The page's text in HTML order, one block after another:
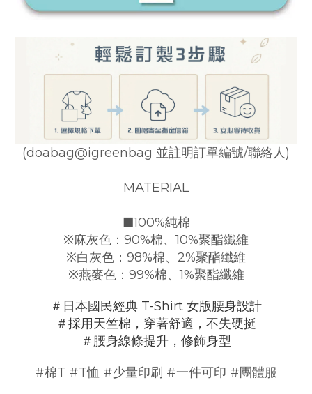
(doabag@igreenbag 並註明訂單編號/聯絡人)
MATERIAL
■100%純棉
※麻灰色：90%棉、10%聚酯纖維
※白灰色：98%棉、2%聚酯纖維
※燕麥色：99%棉、1%聚酯纖維
＃日本國民經典 T-Shirt 女版腰身設計
＃採用天竺棉，穿著舒適，不失硬挺
＃腰身線條提升，修飾身型
#棉T #T恤 #少量印刷 #一件可印 #團體服